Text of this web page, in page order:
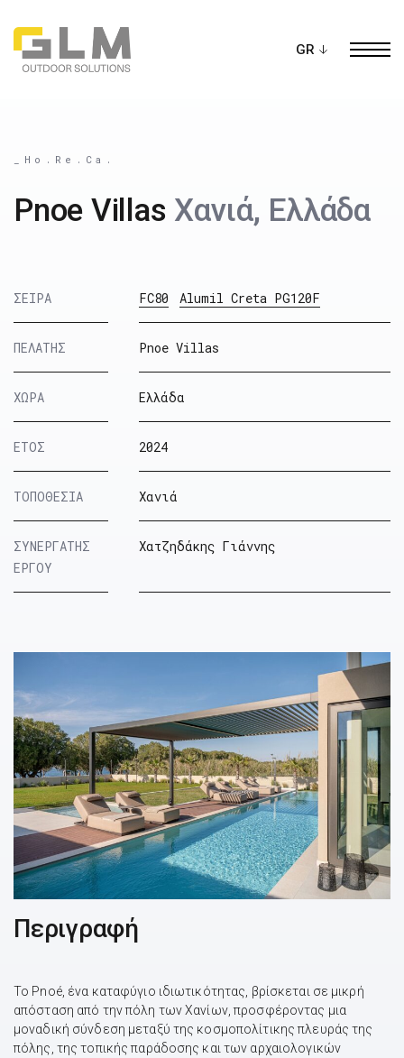
_Ho.Re.Ca.
Pnoe Villas Χανιά, Ελλάδα
ΣΕΙΡΑ FC80 Alumil Creta PG120F
ΠΕΛΑΤΗΣ Pnoe Villas
ΧΩΡΑ Ελλάδα
ΕΤΟΣ 2024
ΤΟΠΟΘΕΣΙΑ Χανιά
ΣΥΝΕΡΓΑΤΗΣ
ΕΡΓΟΥ
Χατζηδάκης Γιάννης
Περιγραφή
Το Pnoé, ένα καταφύγιο ιδιωτικότητας, βρίσκεται σε μικρή
απόσταση από την πόλη των Χανίων, προσφέροντας μια
μοναδική σύνδεση μεταξύ της κοσμοπολίτικης πλευράς της
πόλης, της τοπικής παράδοσης και των αρχαιολογικών